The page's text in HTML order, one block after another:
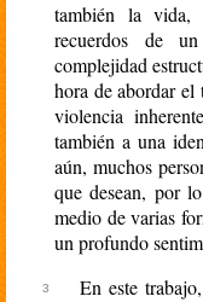
también la
recuerdos de
complejidad
hora de abordar el
violencia
también a una
aún, muchos
que desean, por
medio de varias
un profundo
En este